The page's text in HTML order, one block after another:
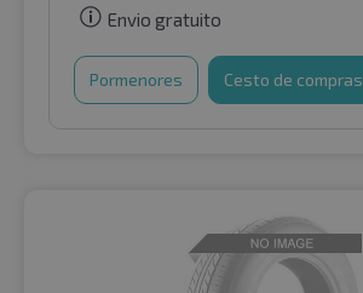
Envio gratuito
Pormenores Cesto de compras